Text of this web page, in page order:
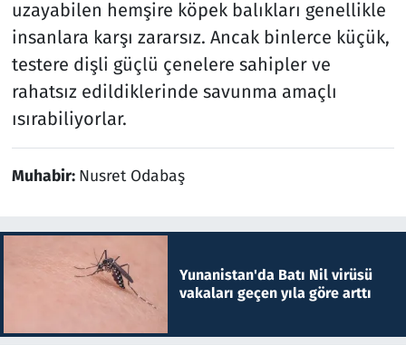
uzayabilen hemşire köpek balıkları genellikle
insanlara karşı zararsız. Ancak binlerce küçük,
testere dişli güçlü çenelere sahipler ve
rahatsız edildiklerinde savunma amaçlı
ısırabiliyorlar.
Muhabir: Nusret Odabaş
Yunanistan'da Batı Nil virüsü
vakaları geçen yıla göre arttı